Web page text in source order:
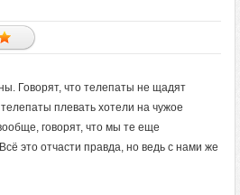
Говорят, что телепаты не щадят
телепаты плевать хотели на чужое
говорят, что мы те еще
это отчасти правда, но ведь с нами же